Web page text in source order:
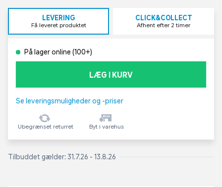
LEVERING
Få leveret produktet
CLICK&COLLECT
Afhent efter 2 timer
På lager online (100+)
LÆG I KURV
Se leveringsmuligheder og -priser
Ubegrænset returret Byt i varehus
Tilbuddet gælder: 31.7.26 - 13.8.26